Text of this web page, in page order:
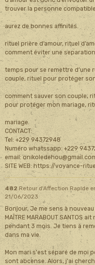
trouver la personne
aurez de bonnes affinités.
rituel prière d’amour, rituel
comment éviter une
temps pour se remettre
couple, rituel pour protéger
comment sauver son couple,
pour protéger mon mariage,
mariage.
CONTACT:
Tel: +229 94372948
Numéro whatssapp: +229
email:
SITE WEB: https://voyance-
482 Retour d'Affection Rapide
21/06/2023
Bonjour, Je me sens à
MAÎTRE MARABOUT SANTOS
pendant 3 mois. Je tiens à
dans ma vie.
Mon mari s'est séparé de moi
sont abcense. Alors, j'ai